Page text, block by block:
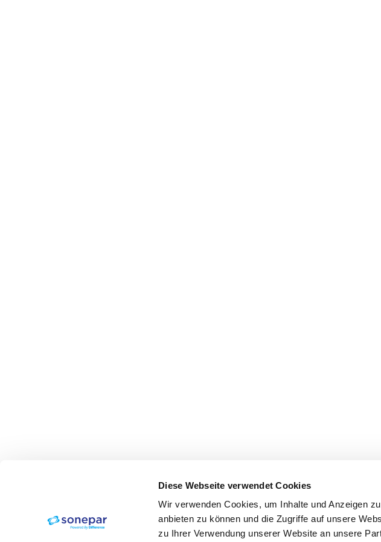
Diese Webseite verwendet Cookies
Wir verwenden Cookies, um Inhalte und Anzeigen
anbieten zu können und die Zugriffe auf unsere
zu Ihrer Verwendung unserer Website an unsere